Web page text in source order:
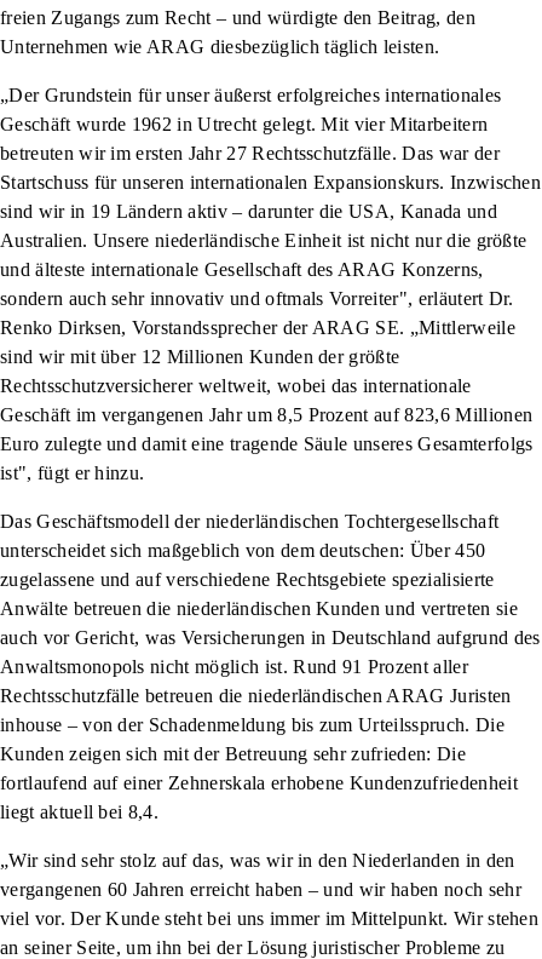
freien Zugangs zum Recht – und würdigte den Beitrag, den
Unternehmen wie ARAG diesbezüglich täglich leisten.
„Der Grundstein für unser äußerst erfolgreiches internationales
Geschäft wurde 1962 in Utrecht gelegt. Mit vier Mitarbeitern
betreuten wir im ersten Jahr 27 Rechtsschutzfälle. Das war der
Startschuss für unseren internationalen Expansionskurs. Inzwischen
sind wir in 19 Ländern aktiv – darunter die USA, Kanada und
Australien. Unsere niederländische Einheit ist nicht nur die größte
und älteste internationale Gesellschaft des ARAG Konzerns,
sondern auch sehr innovativ und oftmals Vorreiter", erläutert Dr.
Renko Dirksen, Vorstandssprecher der ARAG SE. „Mittlerweile
sind wir mit über 12 Millionen Kunden der größte
Rechtsschutzversicherer weltweit, wobei das internationale
Geschäft im vergangenen Jahr um 8,5 Prozent auf 823,6 Millionen
Euro zulegte und damit eine tragende Säule unseres Gesamterfolgs
ist", fügt er hinzu.
Das Geschäftsmodell der niederländischen Tochtergesellschaft
unterscheidet sich maßgeblich von dem deutschen: Über 450
zugelassene und auf verschiedene Rechtsgebiete spezialisierte
Anwälte betreuen die niederländischen Kunden und vertreten sie
auch vor Gericht, was Versicherungen in Deutschland aufgrund des
Anwaltsmonopols nicht möglich ist. Rund 91 Prozent aller
Rechtsschutzfälle betreuen die niederländischen ARAG Juristen
inhouse – von der Schadenmeldung bis zum Urteilsspruch. Die
Kunden zeigen sich mit der Betreuung sehr zufrieden: Die
fortlaufend auf einer Zehnerskala erhobene Kundenzufriedenheit
liegt aktuell bei 8,4.
„Wir sind sehr stolz auf das, was wir in den Niederlanden in den
vergangenen 60 Jahren erreicht haben – und wir haben noch sehr
viel vor. Der Kunde steht bei uns immer im Mittelpunkt. Wir stehen
an seiner Seite, um ihn bei der Lösung juristischer Probleme zu